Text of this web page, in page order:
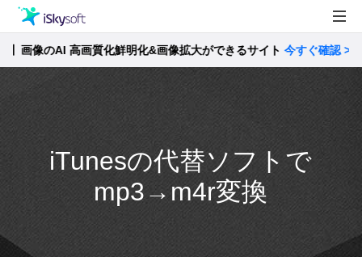
製品
Utility
製品活用事例
ストア
像のAI 高画質化鮮明化&画像拡大ができるサイト今すぐ確認 >>
iTunesの代替ソフトで
mp3→m4r変換